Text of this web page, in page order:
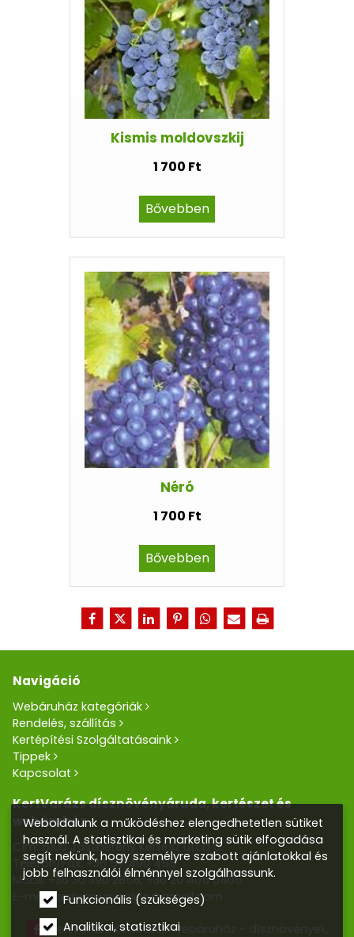
Kismis moldovszkij
1 700 Ft
Bővebben
Néró
1 700 Ft
Bővebben
Navigáció
Webáruház kategóriák
Rendelés, szállítás
Kertépítési Szolgáltatásaink
Tippek
Kapcsolat
KertVarázs dísznövényáruda, kertészet és
webáruház
Cím: 5100 Jászberény Kertész utca 5.
Telefon/Fax: +36 57 400 455
Mobil:+36 30 390 2856,+36 20 405 0405
E-mail:kertvarazs.online@gmail.com
Kertvarázs Kertészeti webáruház - dísznövények,
Weboldalunk a működéshez elengedhetetlen sütiket
használ. A statisztikai és marketing sütik elfogadása
segít nekünk, hogy személyre szabott ajánlatokkal és
jobb felhasználói élménnyel szolgálhassunk.
Funkcionális (szükséges)
Analitikai, statisztikai